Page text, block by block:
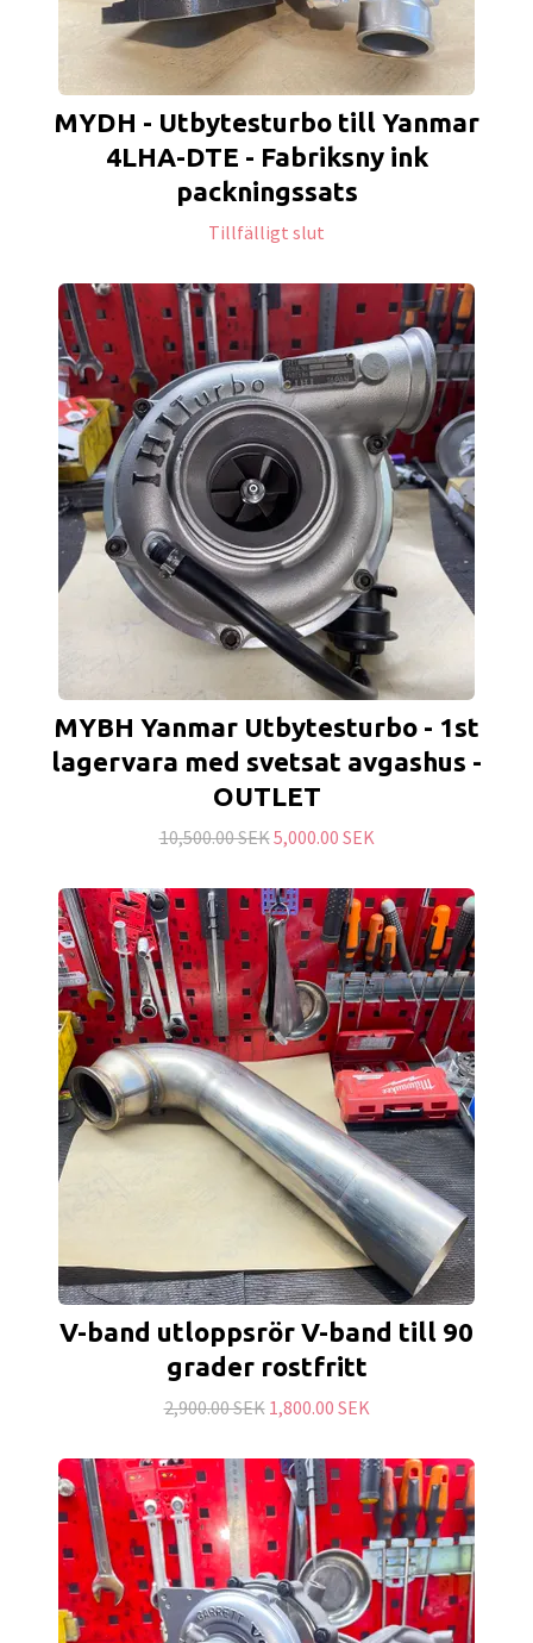
MYDH - Utbytesturbo till Yanmar
4LHA-DTE - Fabriksny ink
packningssats
Tillfälligt slut
MYBH Yanmar Utbytesturbo - 1st
lagervara med svetsat avgashus -
OUTLET
10,500.00 SEK5,000.00 SEK
V-band utloppsrör V-band till 90
grader rostfritt
2,900.00 SEK 1,800.00 SEK